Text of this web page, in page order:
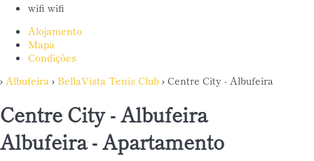
wifi wifi
Alojamento
Mapa
Condições
› Albufeira › BellaVista Tenis Club › Centre City - Albufeira
Centre City - Albufeira
Albufeira -Apartamento